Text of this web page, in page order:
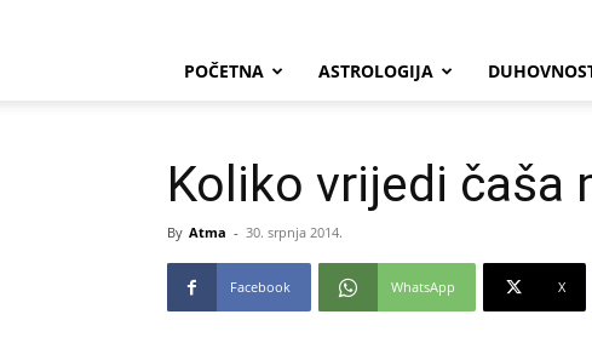
POČETNA ASTROLOGIJA
Koliko vrijedi čaša
By Atma - 30. srpnja 2014.
Facebook WhatsApp X